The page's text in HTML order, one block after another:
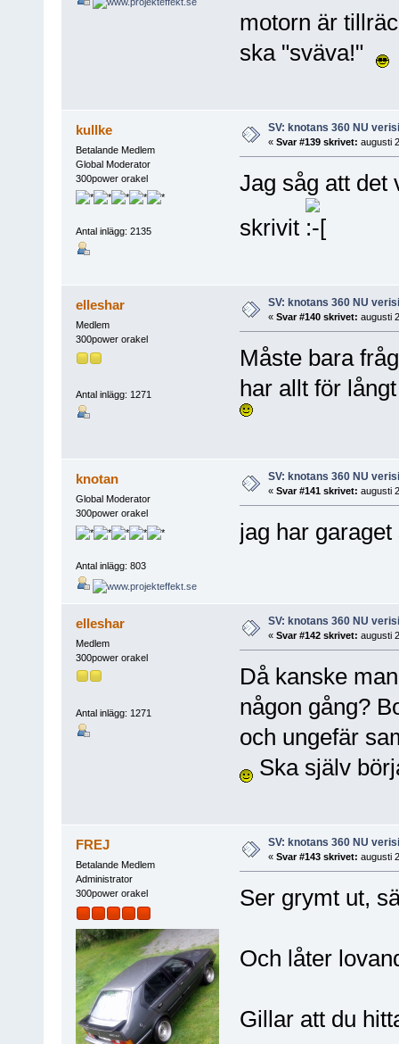
motorn är
ska "sväva!"
kullke
Betalande Medlem
Global Moderator
300power orakel
Antal inlägg: 2135
SV: knotans 360 NU
« Svar #139 skrivet: augusti
Jag såg att det
skrivit
elleshar
Medlem
300power orakel
Antal inlägg: 1271
SV: knotans 360 NU
« Svar #140 skrivet: augusti
Måste bara
har allt för
knotan
Global Moderator
300power orakel
Antal inlägg: 803
SV: knotans 360 NU
« Svar #141 skrivet: augusti
jag har
elleshar
Medlem
300power orakel
Antal inlägg: 1271
SV: knotans 360 NU
« Svar #142 skrivet: augusti
Då kanske
någon gång?
och ungefär
Ska själv
FREJ
Betalande Medlem
Administrator
300power orakel
SV: knotans 360 NU
« Svar #143 skrivet: augusti
Ser grymt ut,
Och låter
Gillar att du